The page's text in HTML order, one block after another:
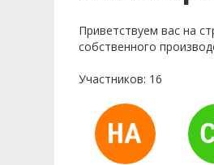
Приветствуем ваc на
собственного
Участников: 16